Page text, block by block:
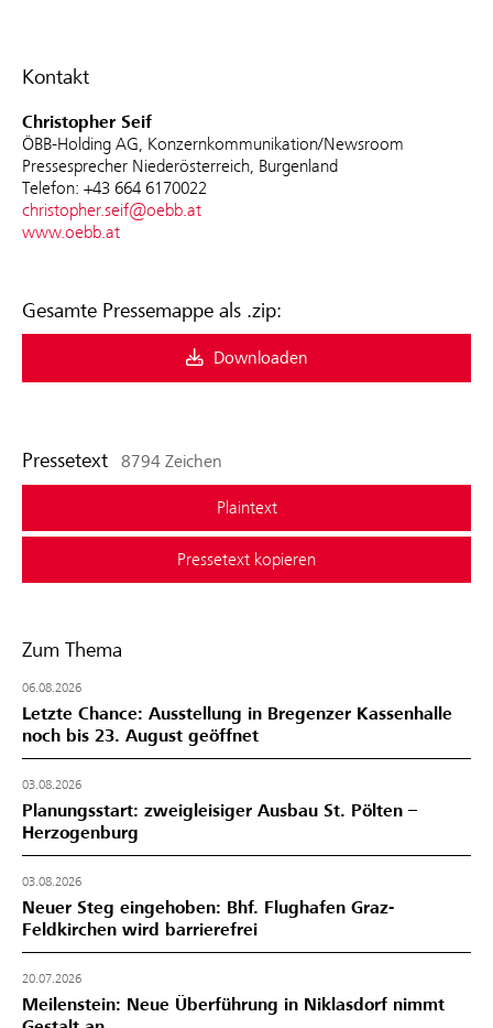
Kontakt
Christopher Seif
ÖBB-Holding AG, Konzernkommunikation/Newsroom
Pressesprecher Niederösterreich, Burgenland
Telefon: +43 664 6170022
christopher.seif@oebb.at
www.oebb.at
Gesamte Pressemappe als .zip:
Downloaden
Pressetext 8794 Zeichen
Plaintext
Pressetext kopieren
Zum Thema
06.08.2026
Letzte Chance: Ausstellung in Bregenzer Kassenhalle
noch bis 23. August geöffnet
03.08.2026
Planungsstart: zweigleisiger Ausbau St. Pölten –
Herzogenburg
03.08.2026
Neuer Steg eingehoben: Bhf. Flughafen Graz-
Feldkirchen wird barrierefrei
20.07.2026
Meilenstein: Neue Überführung in Niklasdorf nimmt